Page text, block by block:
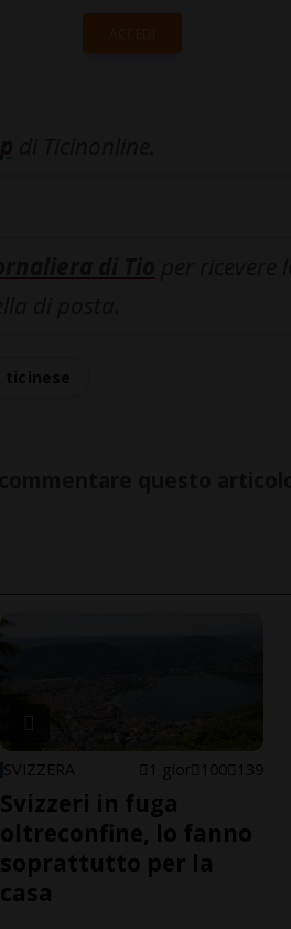
ACCEDI
SVIZZERA 1 gior 100 139
Svizzeri in fuga
oltreconfine, lo fanno
soprattutto per la
casa